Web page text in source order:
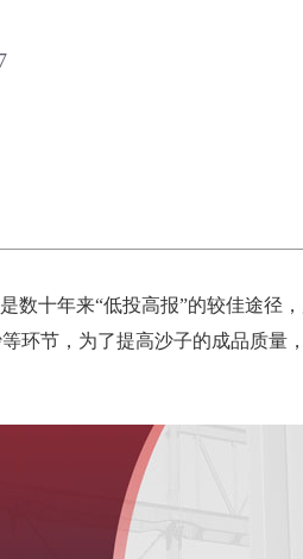
是数十年来“低投高报”的较佳途径
环节，为了提高沙子的成品质量